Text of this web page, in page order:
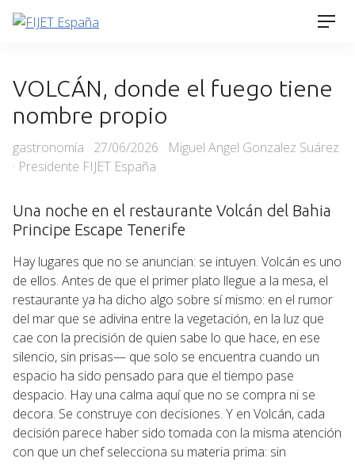
Skip
VOLCÁN, donde el fuego tiene
nombre propio
Categories
gastronomía
Posted
on
27/06/2026
Miguel Angel Gonzalez Suárez
· Presidente FIJET España
Una noche en el restaurante Volcán del Bahia
Principe Escape Tenerife
Hay lugares que no se anuncian: se intuyen. Volcán es uno
de ellos. Antes de que el primer plato llegue a la mesa, el
restaurante ya ha dicho algo sobre sí mismo: en el rumor
del mar que se adivina entre la vegetación, en la luz que
cae con la precisión de quien sabe lo que hace, en ese
silencio, sin prisas— que solo se encuentra cuando un
espacio ha sido pensado para que el tiempo pase
despacio. Hay una calma aquí que no se compra ni se
decora. Se construye con decisiones. Y en Volcán, cada
decisión parece haber sido tomada con la misma atención
con que un chef selecciona su materia prima: sin